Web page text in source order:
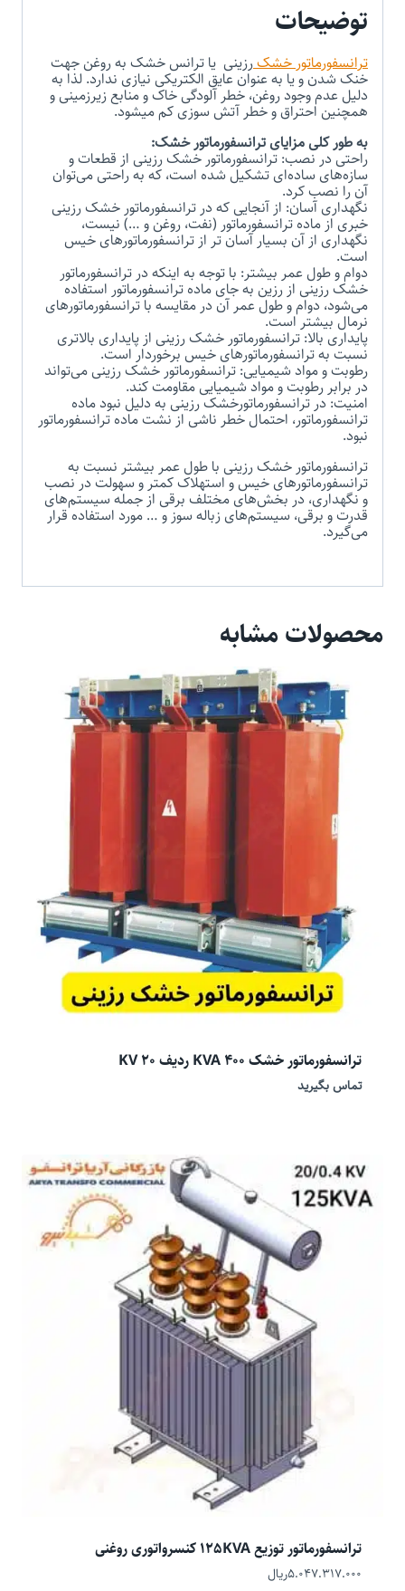
توضیحات
ترانسفورماتور خشکرزینی یا ترانس خشک به روغن جهت
خنک شدن و یا به عنوان عایق الکتریکی نیازی ندارد. لذا به
دلیل عدم وجود روغن، خطر آلودگی خاک و منابع زیر­زمینی و
همچنین احتراق و خطر آتش سوزی کم میشود.
به طور کلی مزایای ترانسفورماتور خشک:
راحتی در نصب: ترانسفورماتور خشک رزینی از قطعات و
سازه‌های ساده‌ای تشکیل شده است، که به راحتی می‌توان
آن را نصب کرد.
نگهداری آسان: از آنجایی که در ترانسفورماتور خشک رزینی
خبری از ماده ترانسفورماتور (نفت، روغن و …) نیست،
نگهداری از آن بسیار آسان تر از ترانسفورماتورهای خیس
است.
دوام و طول عمر بیشتر: با توجه به اینکه در ترانسفورماتور
خشک رزینی از رزین به جای ماده ترانسفورماتور استفاده
می‌شود، دوام و طول عمر آن در مقایسه با ترانسفورماتورهای
نرمال بیشتر است.
پایداری بالا: ترانسفورماتور خشک رزینی از پایداری بالاتری
نسبت به ترانسفورماتورهای خیس برخوردار است.
رطوبت و مواد شیمیایی: ترانسفورماتور خشک رزینی می‌تواند
در برابر رطوبت و مواد شیمیایی مقاومت کند.
امنیت: در ترانسفورماتورخشک رزینی به دلیل نبود ماده
ترانسفورماتور، احتمال خطر ناشی از نشت ماده ترانسفورماتور
نبود.
ترانسفورماتور خشک رزینی با طول عمر بیشتر نسبت به
ترانسفورماتورهای خیس و استهلاک کمتر و سهولت در نصب
و نگهداری، در بخش‌های مختلف برقی از جمله سیستم‌های
قدرت و برقی، سیستم‌های زباله سوز و … مورد استفاده قرار
می‌گیرد.
محصولات مشابه
ترانسفورماتور خشک 400 KVA ردیف 20 KV
تماس بگیرید
ترانسفورماتور توزیع 125KVA کنسرواتوری روغنی
۵.۰۴۷.۳۱۷.۰۰۰ریال